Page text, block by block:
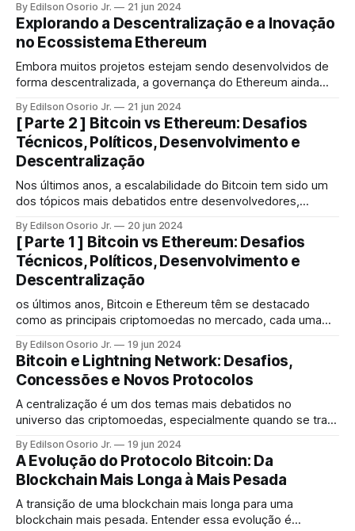
ataques, e trazer recomendações de segurança.
By Edilson Osorio Jr. 21 jun 2024
Explorando a Descentralização e a Inovação
no Ecossistema Ethereum
Embora muitos projetos estejam sendo desenvolvidos de
forma descentralizada, a governança do Ethereum ainda
trata da influência dos Core Devs e do próprio Vitalik Buterin
na tomada de decisões críticas sobre o protocolo.
By Edilson Osorio Jr. 21 jun 2024
[ Parte 2 ] Bitcoin vs Ethereum: Desafios
Técnicos, Políticos, Desenvolvimento e
Descentralização
Nos últimos anos, a escalabilidade do Bitcoin tem sido um
dos tópicos mais debatidos entre desenvolvedores,
By Edilson Osorio Jr. 20 jun 2024
[ Parte 1 ] Bitcoin vs Ethereum: Desafios
Técnicos, Políticos, Desenvolvimento e
Descentralização
os últimos anos, Bitcoin e Ethereum têm se destacado
como as principais criptomoedas no mercado, cada uma
By Edilson Osorio Jr. 19 jun 2024
Bitcoin e Lightning Network: Desafios,
Concessões e Novos Protocolos
A centralização é um dos temas mais debatidos no
universo das criptomoedas, especialmente quando se trata
Bitcoin, como o Taro.
By Edilson Osorio Jr. 19 jun 2024
A Evolução do Protocolo Bitcoin: Da
Blockchain Mais Longa à Mais Pesada
A transição de uma blockchain mais longa para uma
blockchain mais pesada. Entender essa evolução é